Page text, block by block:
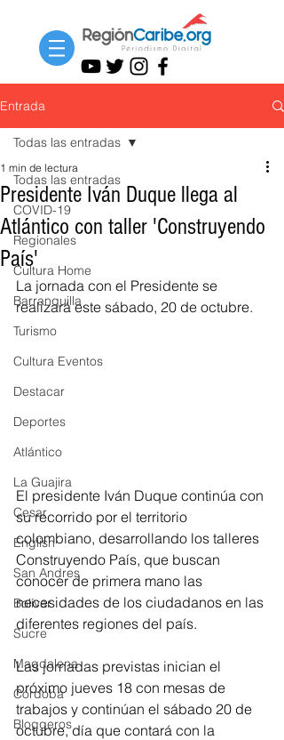
Entrada
Todas las entradas
COVID-19
Regionales
Cultura Home
Barranquilla
Turismo
Cultura Eventos
Destacar
Deportes
Atlántico
La Guajira
Cesar
English
San Andres
Bolívar
Sucre
Magdalena
Córdoba
Bloggeros
Todas las entradas
Presidente Iván Duque llega al
Atlántico con taller 'Construyendo
País'
1 min de lectura
La jornada con el Presidente se
realizará este sábado, 20 de octubre.
El presidente Iván Duque continúa con
su recorrido por el territorio
colombiano, desarrollando los talleres
Construyendo País, que buscan
conocer de primera mano las
necesidades de los ciudadanos en las
diferentes regiones del país.
Las jornadas previstas inician el
próximo jueves 18 con mesas de
trabajos y continúan el sábado 20 de
octubre, día que contará con la